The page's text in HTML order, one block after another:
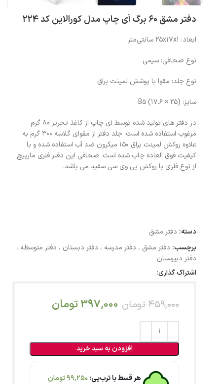
دفتر مشق 60 برگ آی چاپ مدل کورالاین کد 224
ابعاد: ۲۵x۱۷x۱ سانتی‌متر
نوع صحافی: سیمی
نوع جلد: مقوا با پوشش لمینت براق
سایز: (۲۵ × ۱۷.۶) B۵
در دفتر های تولید شده توسط آی چاپ از کاغذ تحریر 80 گرم
مرغوب استفاده شده است. جلد دفتر از مقوای گلاسه 300 گرم به
علاوه روکش لمینت براق 150 میکرون ضد آب استفاده شده و با
کیفیت فوق العاده چاپ شده است. صحافی این دفتر فنری مارپیچ
از نوع فلزی با روکش پی وی سی سفید می باشد.
دسته: دفتر مشق
برچسب: دفتر مشق ، دفتر مدرسه ، دفتر دبستان ، دفتر متوسطه ،
دفتر دبیرستان
اشتراک گذاری:
459,000 تومان 397,000تومان
افزودن به سبد خرید
هر قسط با ترب‌پی: 99,250تومان